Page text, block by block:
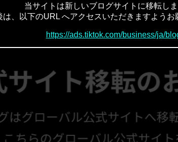
当サイトは新しいブログサイトに移転しま
は、以下のURL へアクセスいただきますようお
https://ads.tiktok.com/business/ja/